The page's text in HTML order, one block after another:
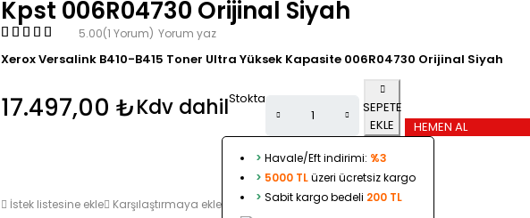
Kpst 006R04730 Orijinal Siyah
5.00(1 Yorum) Yorum yaz
Xerox Versalink B410-B415 Toner Ultra Yüksek Kapasite 006R04730 Orijinal Siyah
17.497,00 ₺Kdv dahilStokta
SEPETE
EKLE
HEMEN AL
İstek listesine ekle Karşılaştırmaya ekle
> Havale/Eft indirimi: %3
> 5000 TLüzeri ücretsiz kargo
> Sabit kargo bedeli 200 TL